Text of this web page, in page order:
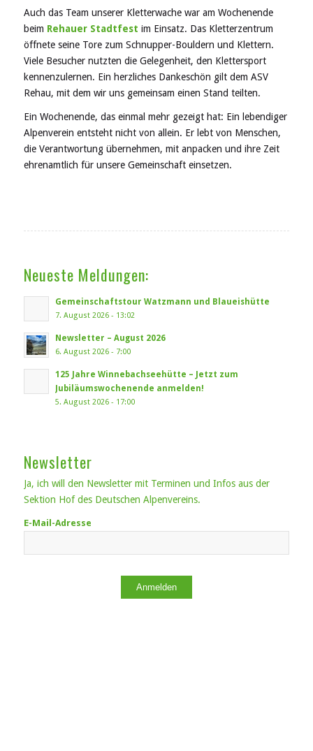
Auch das Team unserer Kletterwache war am Wochenende
beim Rehauer Stadtfest im Einsatz. Das Kletterzentrum
öffnete seine Tore zum Schnupper-Bouldern und Klettern.
Viele Besucher nutzten die Gelegenheit, den Klettersport
kennenzulernen. Ein herzliches Dankeschön gilt dem ASV
Rehau, mit dem wir uns gemeinsam einen Stand teilten.
Ein Wochenende, das einmal mehr gezeigt hat: Ein lebendiger
Alpenverein entsteht nicht von allein. Er lebt von Menschen,
die Verantwortung übernehmen, mit anpacken und ihre Zeit
ehrenamtlich für unsere Gemeinschaft einsetzen.
Neueste Meldungen:
Gemeinschaftstour Watzmann und Blaueishütte
7. August 2026 - 13:02
Newsletter – August 2026
6. August 2026 - 7:00
125 Jahre Winnebachseehütte – Jetzt zum
Jubiläumswochenende anmelden!
5. August 2026 - 17:00
Newsletter
Ja, ich will den Newsletter mit Terminen und Infos aus der
Sektion Hof des Deutschen Alpenvereins.
E-Mail-Adresse
Anmelden